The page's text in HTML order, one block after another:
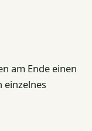
am Ende einen
einzelnes